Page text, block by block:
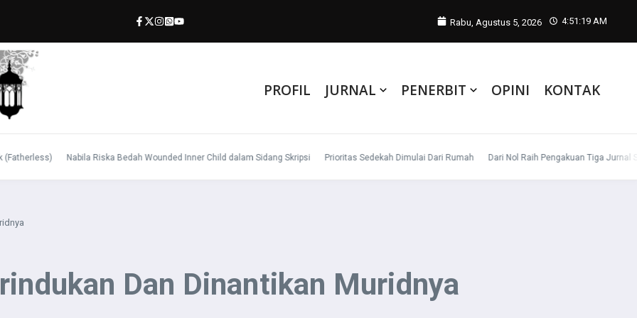
Rabu, Agustus 5, 2026 4:51:20 AM
PROFIL JURNAL PENERBIT OPINI KONTAK
Nabila Riska Bedah Wounded Inner Child dalam Sidang Skripsi Prioritas Sedekah Dimulai Dari Rumah Dari Nol Raih Pengakuan Tiga Jurnal Sinta
Dan Dinantikan Muridnya